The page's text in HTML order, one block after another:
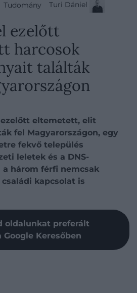
Tudomány Turi Dániel
ezelőtt
harcosok
találták
ezelőtt eltemetett, elit
fel Magyarországon, egy
fekvő település
leletek és a DNS-
három férfi nemcsak
kapcsolat is
oldalunkat preferált
Keresőben